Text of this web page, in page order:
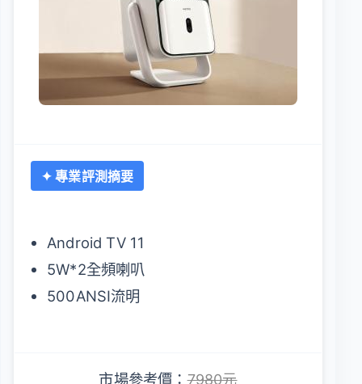
✦ 專業評測摘要
Android TV 11
5W*2全頻喇叭
500ANSI流明
市場參考價：7980元